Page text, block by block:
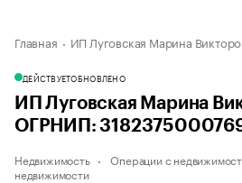
Главная ИП Луговская Марина
ДЕЙСТВУЕТОБНОВЛЕНО
ИП Луговская Марина
ОГРНИП:
Недвижимость Операции с
недвижимости